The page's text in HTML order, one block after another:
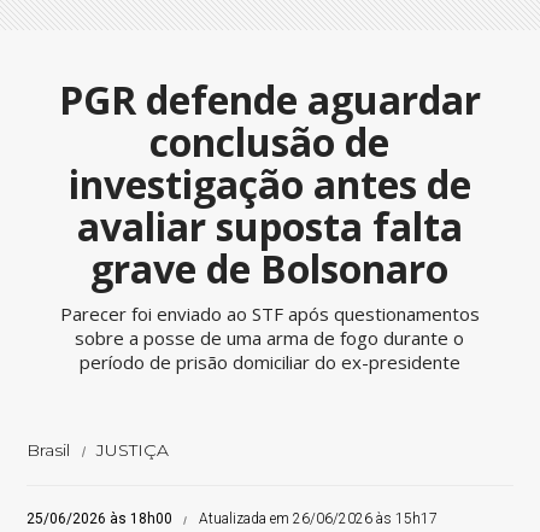
PGR defende aguardar
conclusão de
investigação antes de
avaliar suposta falta
grave de Bolsonaro
Parecer foi enviado ao STF após questionamentos
sobre a posse de uma arma de fogo durante o
período de prisão domiciliar do ex-presidente
Brasil JUSTIÇA
25/06/2026 às 18h00
Atualizada em 26/06/2026 às 15h17